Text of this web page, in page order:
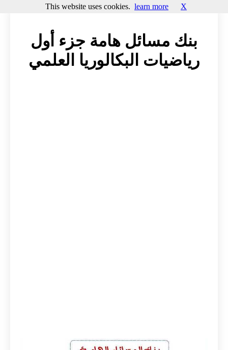
بنك مسائل هامة جزء أول
رياضيات البكالوريا العلمي
This website uses cookies. learn more X